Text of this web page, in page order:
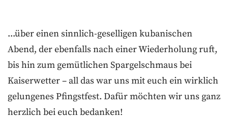
...über einen sinnlich-geselligen kubanischen
Abend, der ebenfalls nach einer Wiederholung ruft,
bis hin zum gemütlichen Spargelschmaus bei
Kaiserwetter – all das war uns mit euch ein wirklich
gelungenes Pfingstfest. Dafür möchten wir uns ganz
herzlich bei euch bedanken!